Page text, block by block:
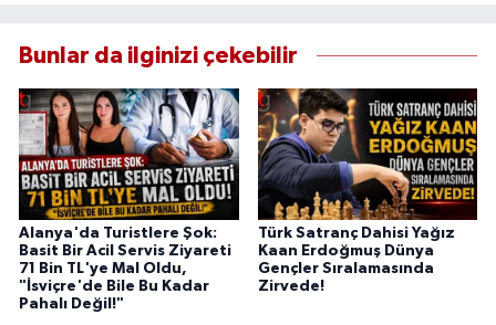
Bunlar da ilginizi çekebilir
Alanya'da Turistlere Şok:
Basit Bir Acil Servis Ziyareti
71 Bin TL'ye Mal Oldu,
"İsviçre'de Bile Bu Kadar
Pahalı Değil!"
Türk Satranç Dahisi Yağız
Kaan Erdoğmuş Dünya
Gençler Sıralamasında
Zirvede!